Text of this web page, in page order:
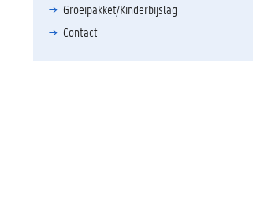
Groeipakket/Kinderbijslag
Contact